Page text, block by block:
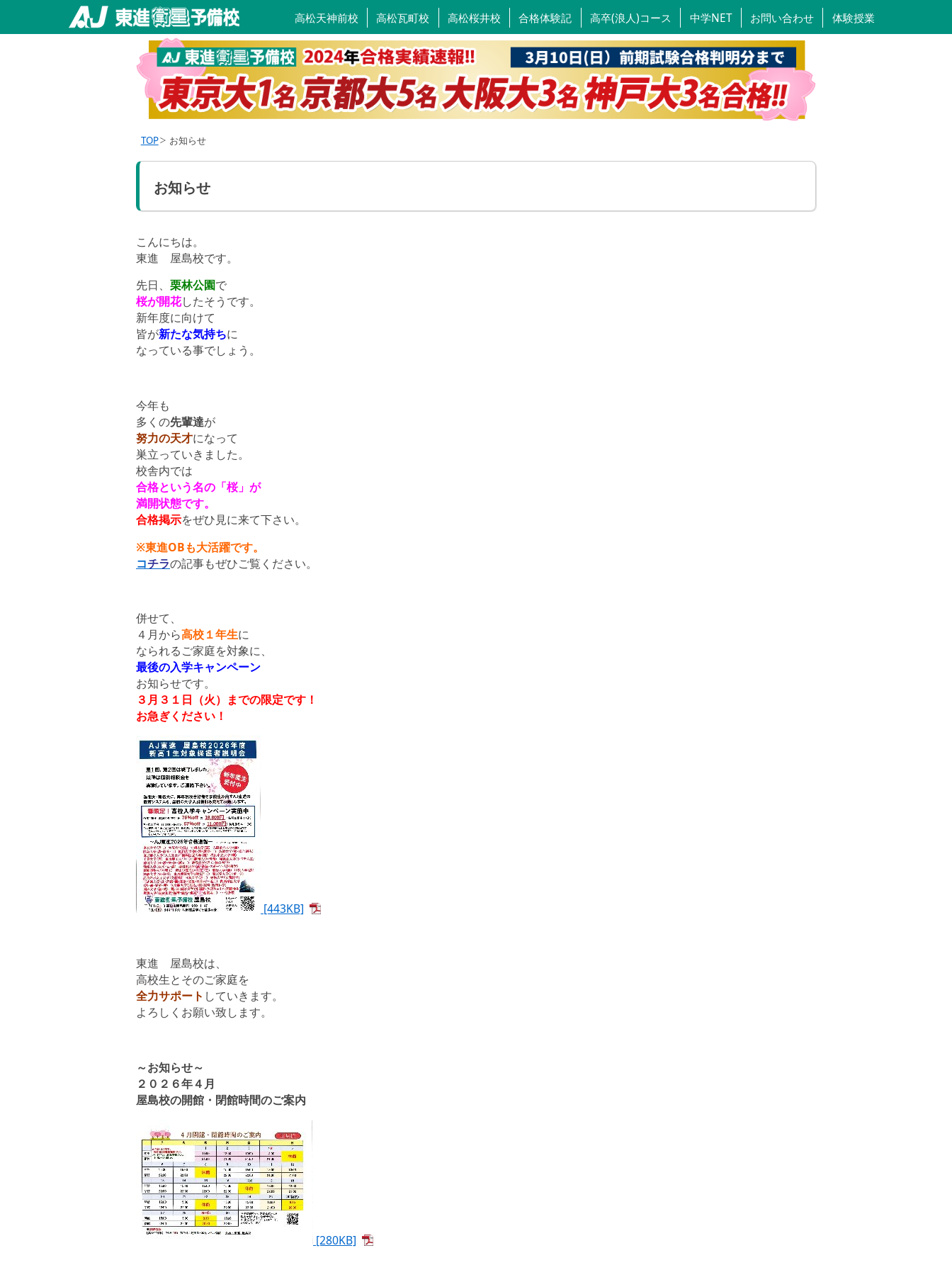
体験授業
お問い合わせ
中学NET
高卒(浪人)コース
合格体験記
高松桜井校
高松瓦町校
高松天神前校
TOP お知らせ
お知らせ
こんにちは。
東進 屋島校です。
先日、 栗林公園で
桜が開花したそうです。
新年度に向けて
皆が新たな気持ちに
なっている事でしょう。
今年も
多くの先輩達が
努力の天才になって
巣立っていきました。
校舎内では
合格という名の「桜」が
満開状態です。
合格掲示をぜひ見に来て下さい。
※東進OBも大活躍です。
コチラの記事もぜひご覧ください。
併せて、
４月から高校１年生に
なられるご家庭を対象に、
最後の入学キャンペーン
お知らせです。
３月３１日（火）までの限定です！
お急ぎください！
[443KB]
東進 屋島校は、
高校生とそのご家庭を
全力サポート していきます。
よろしくお願い致します。
～お知らせ～
２０２６年４月
屋島校の開館・閉館時間のご案内
[280KB]